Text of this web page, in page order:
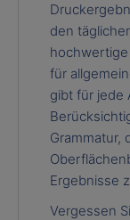
den
für
gibt für jede
Grammatur,
Ergebnisse
Vergessen